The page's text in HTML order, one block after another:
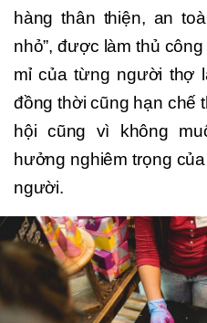
hàng thân thiện, an
nhỏ”, được làm thủ
mỉ của từng người thợ
đồng thời cũng hạn chế
hội cũng vì không
hưởng nghiêm trọng
người.